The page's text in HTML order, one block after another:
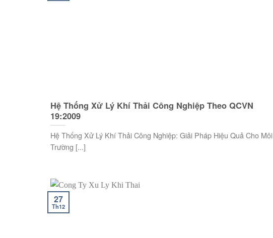
Hệ Thống Xử Lý Khí Thải Công Nghiệp Theo QCVN
19:2009
Hệ Thống Xử Lý Khí Thải Công Nghiệp: Giải Pháp Hiệu Quả Cho Môi
Trường [...]
27
Th12